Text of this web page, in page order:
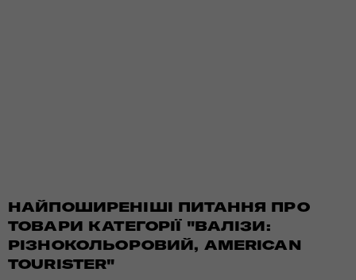
НАЙПОШИРЕНІШІ ПИТАННЯ ПРО
ТОВАРИ КАТЕГОРІЇ "ВАЛІЗИ:
РІЗНОКОЛЬОРОВИЙ, AMERICAN
TOURISTER"